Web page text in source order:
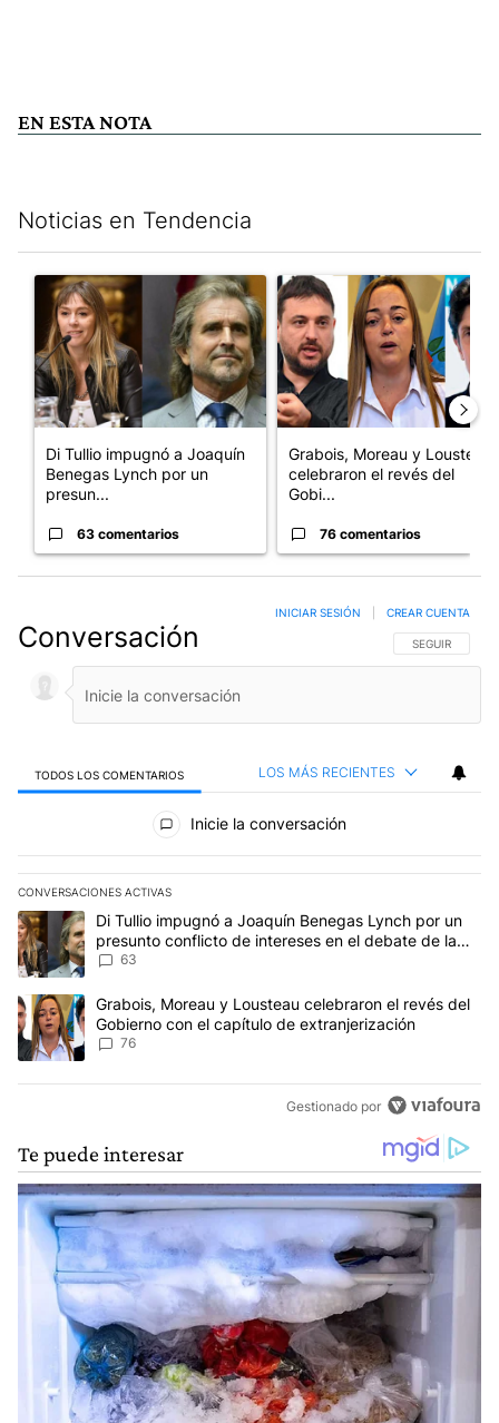
EN ESTA NOTA
Noticias en Tendencia
Un artículo de tendencia con el título "Di Tullio impugnó a
Di Tullio impugnó a Joaquín
Benegas Lynch por un
presun...
63 comentarios
Un artículo de tendencia con
Grabois, Moreau y Lousteau
celebraron el revés del
Gobi...
76 comentarios
Conversación SIGA ESTA
SEGUIR
INICIAR SESIÓN CREAR CUENTA
TODOS LOS COMENTARIOS LOS MÁS RECIENTES
Todos los comentarios
Inicie la conversación
CONVERSACIONES ACTIVAS
Este listado muestra los artículos con más comentarios en los
Un artículo de tendencia con el título "Di Tullio impugnó a
Di Tullio impugnó a Joaquín Benegas Lynch por un
presunto conflicto de intereses en el debate de la
Ley de Tierras
63
Un artículo de tendencia con el título "Grabois, Moreau y
Grabois, Moreau y Lousteau celebraron el revés del
Gobierno con el capítulo de extranjerización
76
Gestionado por